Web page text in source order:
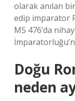
olarak anılan
edip imparator
MS 476’da
Doğu
neden